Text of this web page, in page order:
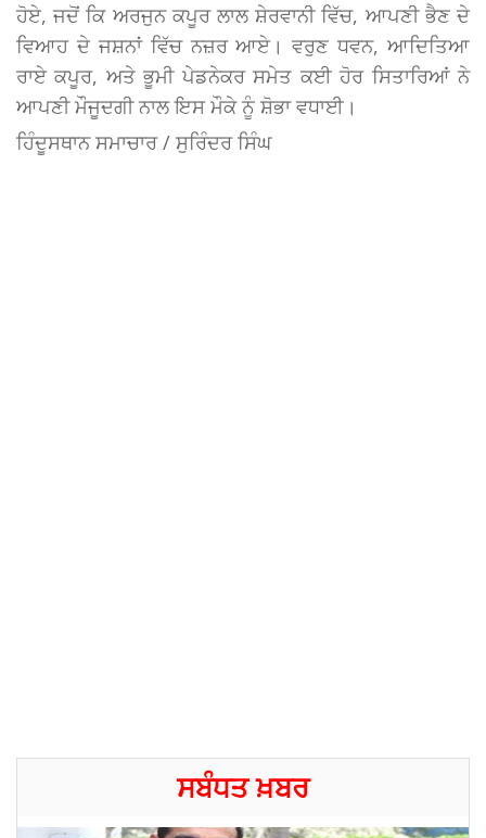
ਹੋਏ, ਜਦੋਂ ਕਿ ਅਰਜੁਨ ਕਪੂਰ ਲਾਲ ਸ਼ੇਰਵਾਨੀ ਵਿੱਚ, ਆਪਣੀ ਭੈਣ ਦੇ
ਵਿਆਹ ਦੇ ਜਸ਼ਨਾਂ ਵਿੱਚ ਨਜ਼ਰ ਆਏ। ਵਰੁਣ ਧਵਨ, ਆਦਿਤਿਆ
ਰਾਏ ਕਪੂਰ, ਅਤੇ ਭੂਮੀ ਪੇਡਨੇਕਰ ਸਮੇਤ ਕਈ ਹੋਰ ਸਿਤਾਰਿਆਂ ਨੇ
ਆਪਣੀ ਮੌਜੂਦਗੀ ਨਾਲ ਇਸ ਮੌਕੇ ਨੂੰ ਸ਼ੋਭਾ ਵਧਾਈ।
ਹਿੰਦੂਸਥਾਨ ਸਮਾਚਾਰ / ਸੁਰਿੰਦਰ ਸਿੰਘ
ਸਬੰਧਤ ਖ਼ਬਰ